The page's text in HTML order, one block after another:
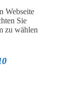
Webseite
Sie
zu wählen